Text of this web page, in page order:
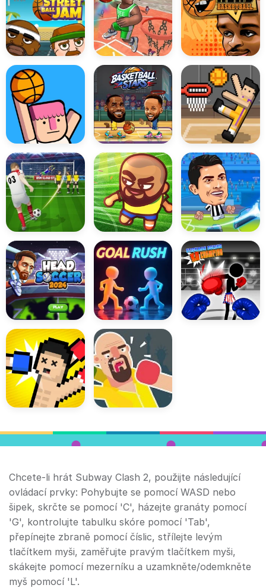
Chcete-li hrát Subway Clash 2, použijte následující
ovládací prvky: Pohybujte se pomocí WASD nebo
šipek, skrčte se pomocí 'C', házejte granáty pomocí
'G', kontrolujte tabulku skóre pomocí 'Tab',
přepínejte zbraně pomocí číslic, střílejte levým
tlačítkem myši, zaměřujte pravým tlačítkem myši,
skákejte pomocí mezerníku a uzamkněte/odemkněte
myš pomocí 'L'.